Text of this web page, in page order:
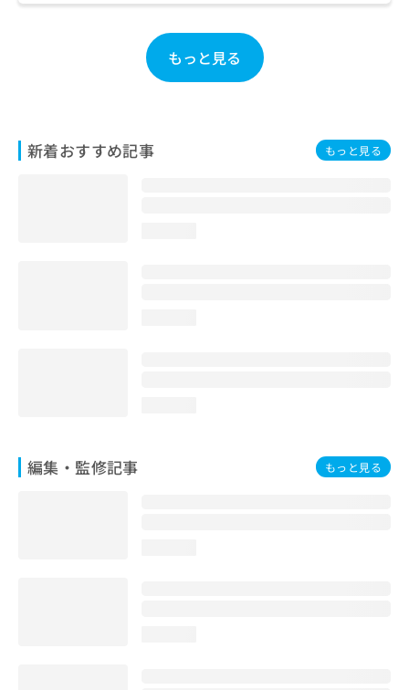
もっと見る
新着おすすめ記事 もっと見る
編集・監修記事 もっと見る
こ
ち